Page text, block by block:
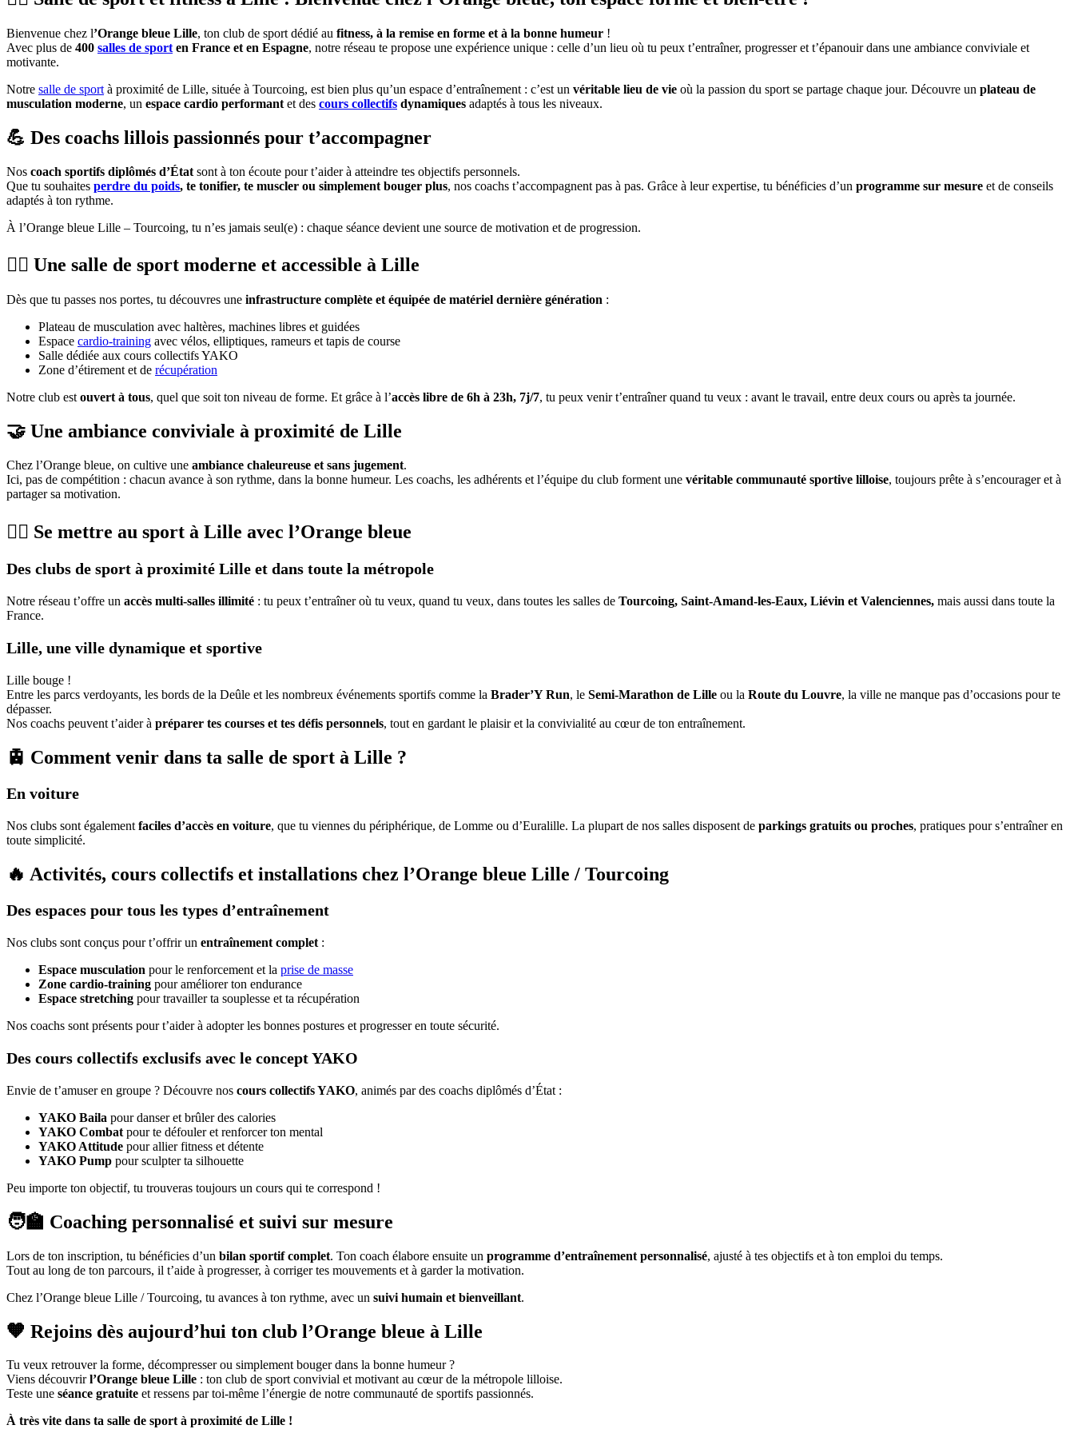
Bienvenue chez l’Orange bleue Lille, ton club de sport dédié au fitness, à la remise en forme et à la bonne humeur !
Avec plus de 400 salles de sport en France et en Espagne, notre réseau te propose une expérience unique : celle d’un lieu où tu peux t’entraîner, progresser et t’épanouir dans une ambiance conviviale et
motivante.
Notre salle de sport à proximité de Lille, située à Tourcoing, est bien plus qu’un espace d’entraînement : c’est un véritable lieu de vie où la passion du sport se partage chaque jour. Découvre un plateau de
musculation moderne, un espace cardio performant et des cours collectifs dynamiques adaptés à tous les niveaux.
💪 Des coachs lillois passionnés pour t’accompagner
Nos coach sportifs diplômés d’État sont à ton écoute pour t’aider à atteindre tes objectifs personnels.
Que tu souhaites perdre du poids, te tonifier, te muscler ou simplement bouger plus, nos coachs t’accompagnent pas à pas. Grâce à leur expertise, tu bénéficies d’un programme sur mesure et de conseils
adaptés à ton rythme.
À l’Orange bleue Lille – Tourcoing, tu n’es jamais seul(e) : chaque séance devient une source de motivation et de progression.
🏋️‍♂️ Une salle de sport moderne et accessible à Lille
Dès que tu passes nos portes, tu découvres une infrastructure complète et équipée de matériel dernière génération :
Plateau de musculation avec haltères, machines libres et guidées
Espace cardio-training avec vélos, elliptiques, rameurs et tapis de course
Salle dédiée aux cours collectifs YAKO
Zone d’étirement et de récupération
Notre club est ouvert à tous, quel que soit ton niveau de forme. Et grâce à l’accès libre de 6h à 23h, 7j/7, tu peux venir t’entraîner quand tu veux : avant le travail, entre deux cours ou après ta journée.
🤝 Une ambiance conviviale à proximité de Lille
Chez l’Orange bleue, on cultive une ambiance chaleureuse et sans jugement.
Ici, pas de compétition : chacun avance à son rythme, dans la bonne humeur. Les coachs, les adhérents et l’équipe du club forment une véritable communauté sportive lilloise, toujours prête à s’encourager et à
partager sa motivation.
🏃‍♀️ Se mettre au sport à Lille avec l’Orange bleue
Des clubs de sport à proximité Lille et dans toute la métropole
Notre réseau t’offre un accès multi-salles illimité : tu peux t’entraîner où tu veux, quand tu veux, dans toutes les salles de Tourcoing, Saint-Amand-les-Eaux, Liévin et Valenciennes, mais aussi dans toute la
France.
Lille, une ville dynamique et sportive
Lille bouge !
Entre les parcs verdoyants, les bords de la Deûle et les nombreux événements sportifs comme la Brader’Y Run, le Semi-Marathon de Lille ou la Route du Louvre, la ville ne manque pas d’occasions pour te
dépasser.
Nos coachs peuvent t’aider à préparer tes courses et tes défis personnels, tout en gardant le plaisir et la convivialité au cœur de ton entraînement.
🚊 Comment venir dans ta salle de sport à Lille ?
En voiture
Nos clubs sont également faciles d’accès en voiture, que tu viennes du périphérique, de Lomme ou d’Euralille. La plupart de nos salles disposent de parkings gratuits ou proches, pratiques pour s’entraîner en
toute simplicité.
🔥 Activités, cours collectifs et installations chez l’Orange bleue Lille / Tourcoing
Des espaces pour tous les types d’entraînement
Nos clubs sont conçus pour t’offrir un entraînement complet :
Espace musculation pour le renforcement et la prise de masse
Zone cardio-training pour améliorer ton endurance
Espace stretching pour travailler ta souplesse et ta récupération
Nos coachs sont présents pour t’aider à adopter les bonnes postures et progresser en toute sécurité.
Des cours collectifs exclusifs avec le concept YAKO
Envie de t’amuser en groupe ? Découvre nos cours collectifs YAKO, animés par des coachs diplômés d’État :
YAKO Baila pour danser et brûler des calories
YAKO Combat pour te défouler et renforcer ton mental
YAKO Attitude pour allier fitness et détente
YAKO Pump pour sculpter ta silhouette
Peu importe ton objectif, tu trouveras toujours un cours qui te correspond !
🧑‍🏫 Coaching personnalisé et suivi sur mesure
Lors de ton inscription, tu bénéficies d’un bilan sportif complet. Ton coach élabore ensuite un programme d’entraînement personnalisé, ajusté à tes objectifs et à ton emploi du temps.
Tout au long de ton parcours, il t’aide à progresser, à corriger tes mouvements et à garder la motivation.
Chez l’Orange bleue Lille / Tourcoing, tu avances à ton rythme, avec un suivi humain et bienveillant.
🧡 Rejoins dès aujourd’hui ton club l’Orange bleue à Lille
Tu veux retrouver la forme, décompresser ou simplement bouger dans la bonne humeur ?
Viens découvrirl’Orange bleue Lille : ton club de sport convivial et motivant au cœur de la métropole lilloise.
Teste une séance gratuite et ressens par toi-même l’énergie de notre communauté de sportifs passionnés.
À très vite dans ta salle de sport à proximité de Lille !